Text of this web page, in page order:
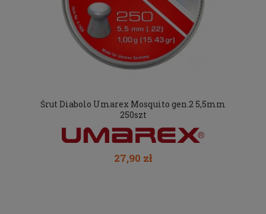
Śrut Diabolo Umarex Mosquito gen.2 5,5mm
250szt
27,90 zł